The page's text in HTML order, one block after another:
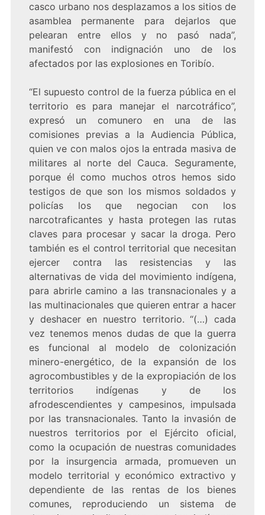
casco urbano nos desplazamos a los sitios de
asamblea permanente para dejarlos que
pelearan entre ellos y no pasó nada”,
manifestó con indignación uno de los
afectados por las explosiones en Toribío.
“El supuesto control de la fuerza pública en el
territorio es para manejar el narcotráfico”,
expresó un comunero en una de las
comisiones previas a la Audiencia Pública,
quien ve con malos ojos la entrada masiva de
militares al norte del Cauca. Seguramente,
porque él como muchos otros hemos sido
testigos de que son los mismos soldados y
policías los que negocian con los
narcotraficantes y hasta protegen las rutas
claves para procesar y sacar la droga. Pero
también es el control territorial que necesitan
ejercer contra las resistencias y las
alternativas de vida del movimiento indígena,
para abrirle camino a las transnacionales y a
las multinacionales que quieren entrar a hacer
y deshacer en nuestro territorio. “(…) cada
vez tenemos menos dudas de que la guerra
es funcional al modelo de colonización
minero-energético, de la expansión de los
agrocombustibles y de la expropiación de los
territorios indígenas y de los
afrodescendientes y campesinos, impulsada
por las transnacionales. Tanto la invasión de
nuestros territorios por el Ejército oficial,
como la ocupación de nuestras comunidades
por la insurgencia armada, promueven un
modelo territorial y económico extractivo y
dependiente de las rentas de los bienes
comunes, reproduciendo un sistema de